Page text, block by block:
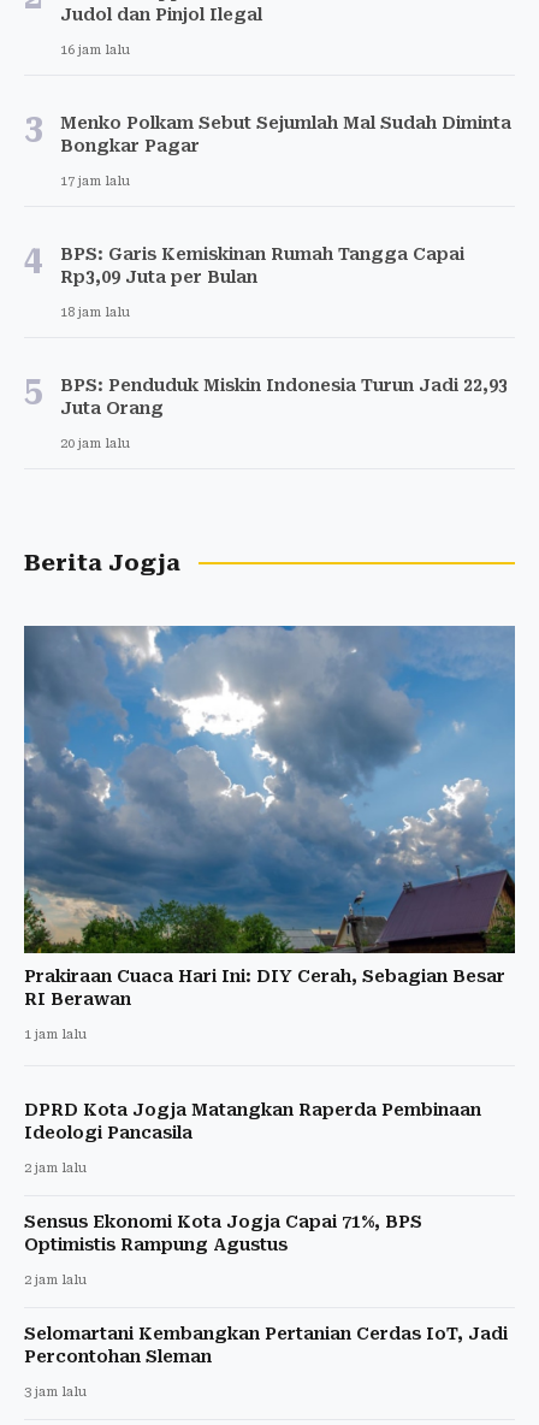
Judol dan Pinjol Ilegal
16 jam lalu
3
Menko Polkam Sebut Sejumlah Mal Sudah Diminta
Bongkar Pagar
17 jam lalu
4
BPS: Garis Kemiskinan Rumah Tangga Capai
Rp3,09 Juta per Bulan
18 jam lalu
5
BPS: Penduduk Miskin Indonesia Turun Jadi 22,93
Juta Orang
20 jam lalu
Berita Jogja
Prakiraan Cuaca Hari Ini: DIY Cerah, Sebagian Besar
RI Berawan
1 jam lalu
DPRD Kota Jogja Matangkan Raperda Pembinaan
Ideologi Pancasila
2 jam lalu
Sensus Ekonomi Kota Jogja Capai 71%, BPS
Optimistis Rampung Agustus
2 jam lalu
Selomartani Kembangkan Pertanian Cerdas IoT, Jadi
Percontohan Sleman
3 jam lalu